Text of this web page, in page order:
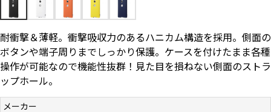
お問い合わせ（一般の皆様）
お問い合わせ（企業様）
プライバシーポリシー
耐衝撃＆薄軽。衝撃吸収力のあるハニカム構造を採用。側面の
ボタンや端子周りまでしっかり保護。ケースを付けたまま各種
操作が可能なので機能性抜群！見た目を損ねない側面のストラ
ップホール。
メーカー